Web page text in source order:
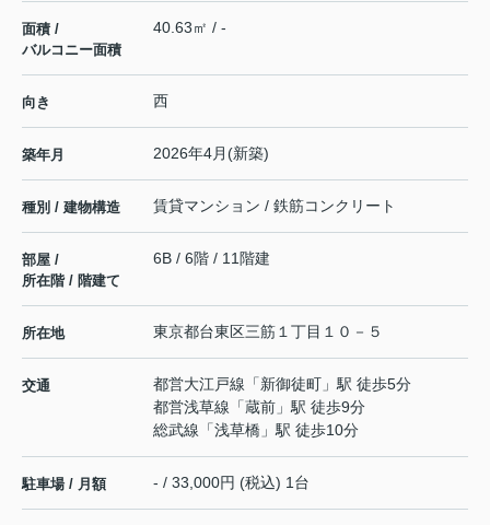
面積 /
バルコニー面積
40.63㎡ / -
向き 西
築年月 2026年4月(新築)
種別 / 建物構造 賃貸マンション / 鉄筋コンクリート
部屋 /
所在階 / 階建て
6B / 6階 / 11階建
所在地 東京都台東区三筋 １丁目１０－５
交通 都営大江戸線 「新御徒町 」駅 徒歩5分
都営浅草線 「蔵前 」駅 徒歩9分
総武線 「浅草橋 」駅 徒歩10分
駐車場 / 月額 - / 33,000円 (税込) 1台